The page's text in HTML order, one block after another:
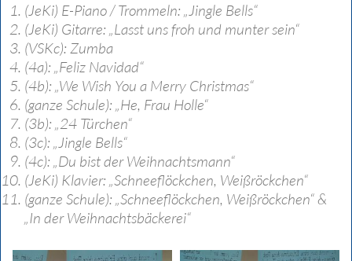
(JeKi) E-Piano / Trommeln: „Jingle Bells“
(JeKi) Gitarre: „Lasst uns froh und munter sein“
(VSKc): Zumba
(4a): „Feliz Navidad“
(4b): „We Wish You a Merry Christmas“
(ganze Schule): „He, Frau Holle“
(3b): „24 Türchen“
(3c): „Jingle Bells“
(4c): „Du bist der Weihnachtsmann“
(JeKi) Klavier: „Schneeflöckchen, Weißröckchen“
(ganze Schule): „Schneeflöckchen, Weißröckchen“ &
„In der Weihnachtsbäckerei“